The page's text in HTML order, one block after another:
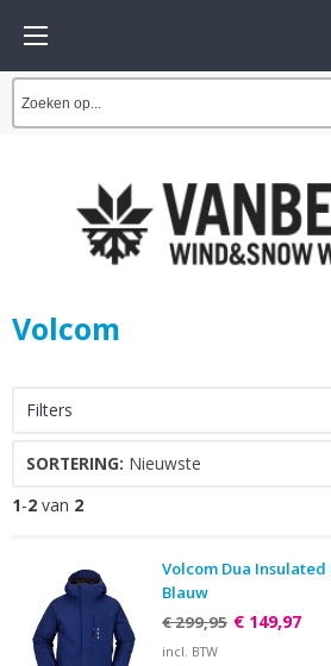
Volcom
Filters
SORTERING: Nieuwste
1-2 van 2
Volcom Dua
Blauw
€ 299,95 € 149,97
incl. BTW